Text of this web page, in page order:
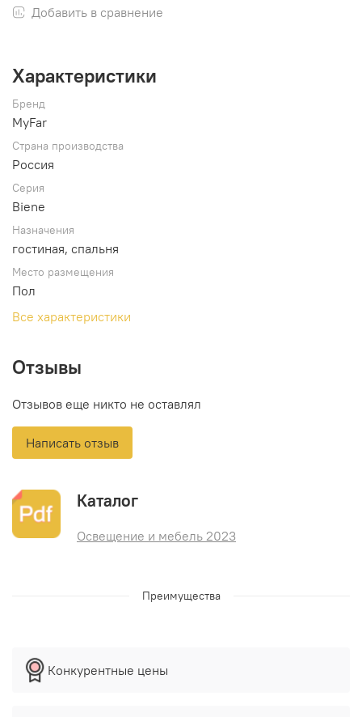
Добавить в сравнение
Характеристики
Бренд
MyFar
Страна производства
Россия
Серия
Biene
Назначения
гостиная, спальня
Место размещения
Пол
Все характеристики
Отзывы
Отзывов еще никто не оставлял
Написать отзыв
Каталог
Освещение и мебель 2023
Преимущества
Конкурентные цены